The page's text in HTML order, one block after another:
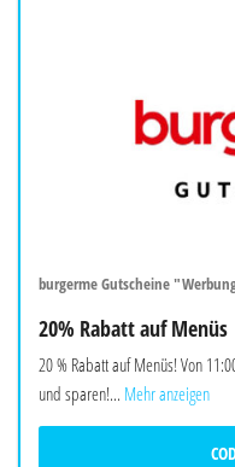
burgerme Gutscheine
20% Rabatt auf Menüs
20 % Rabatt auf Menüs! Von
und sparen!... Mehr anzeigen